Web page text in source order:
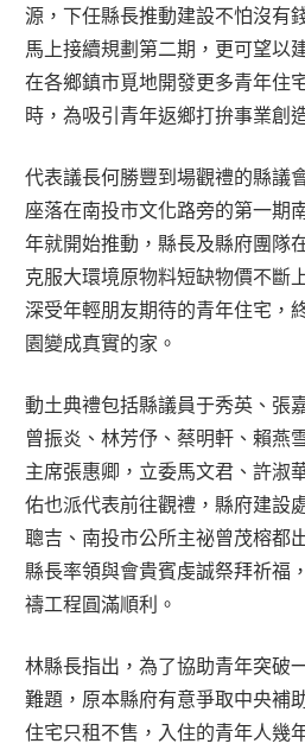
源，下任縣長推動建設不怕沒有
馬上接續規劃第二期，更可望以
在各鄉鎮市覓地開發更多青年住
時，為吸引青年返鄉打拚事業創
代表議長何勝豐到場觀禮的縣議
座落在南投市文化路旁的第一期
年就開始推動，縣長及縣府團隊
克服大環境原物料短缺物價不斷
深受年輕朋友期待的青年住宅，
園變成真實的家。
動土典禮包括縣議員于秀英、張
曾振炎、林芳伃、蔡明軒、賴燕
主席張惠卿，立委馬文君、許淑
佑也派代表前往觀禮，縣府建設
聰吉、南投市公所主祕曾茂榕都
縣長率領與會貴賓虔誠祭拜祈福
禱工程圓滿順利。
林縣長指出，為了協助青年突破
難題，原本縣府有意爭取中央補
住宅只租不售，入住的青年人幾